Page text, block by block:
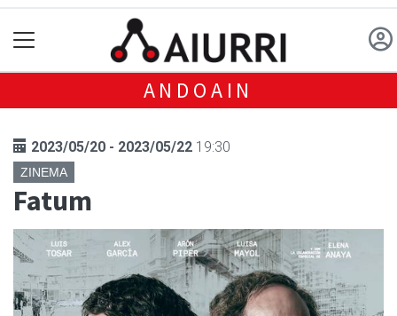
ANDOAIN
2023/05/20 - 2023/05/22 19:30
ZINEMA
Fatum